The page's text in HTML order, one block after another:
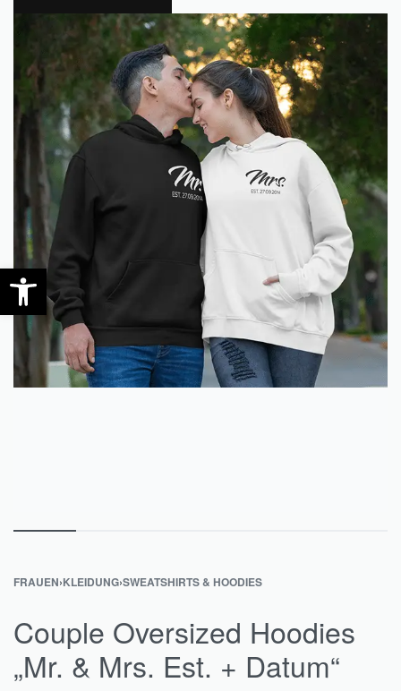
0
FRAUEN›KLEIDUNG›SWEATSHIRTS & HOODIES
Couple Oversized Hoodies
„Mr. & Mrs. Est. + Datum“
Open toolbar